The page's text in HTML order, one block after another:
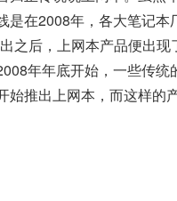
是在2008年，各大笔记
之后，上网本产品便出
年年底开始，一些传
推出上网本，而这样的